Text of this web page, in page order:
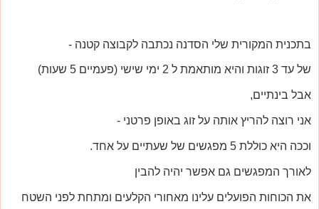
בתכנית המקורית שלי הסדנה נכתבה לקבוצה קטנה -
של עד 3 זוגות והיא מותאמת ל 2 ימי שישי (פעמיים 5 שעות)
אבל בינתיים,
אני רוצה להריץ אותה על זוג באופן פרטני -
וככה היא כוללת 5 מפגשים של שעתיים על אחד.
לאורך המפגשים גם אפשר יהיה להבין
את הכוחות הפועלים עלינו מאחורי הקלעים ומתחת לפני השטח